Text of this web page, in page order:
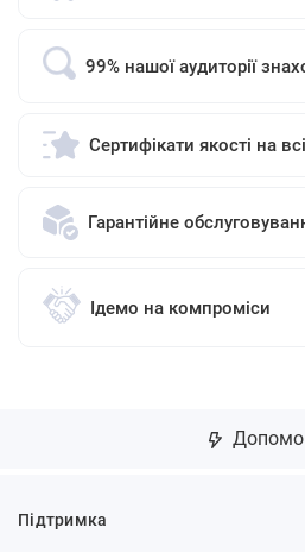
99% нашої аудиторії
Сертифікати якості на
Гарантійне
Ідемо на компроміси
Підтримка